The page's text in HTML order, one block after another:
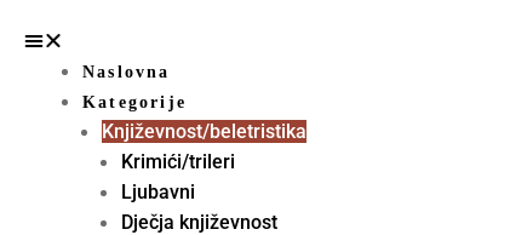
Naslovna
Kategorije
Književnost/beletristika
Krimići/trileri
Ljubavni
Dječja književnost